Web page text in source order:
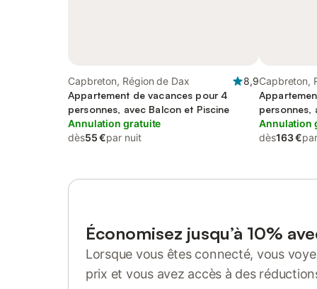
Capbreton, Région de Dax
8,9
Appartement de vacances pour 4
personnes, avec Balcon et Piscine
Annulation gratuite
dès55 €par nuit
Capbreton,
personnes,
Annulation
dès163 €
Économisez jusqu’à 10%
Lorsque vous êtes connecté, vous
prix et vous avez accès à des